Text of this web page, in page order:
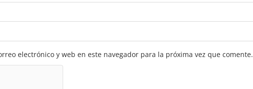
electrónico y web en este navegador para la próxima vez que comente.